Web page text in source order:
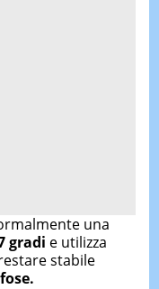
una
gradi e utilizza
stabile